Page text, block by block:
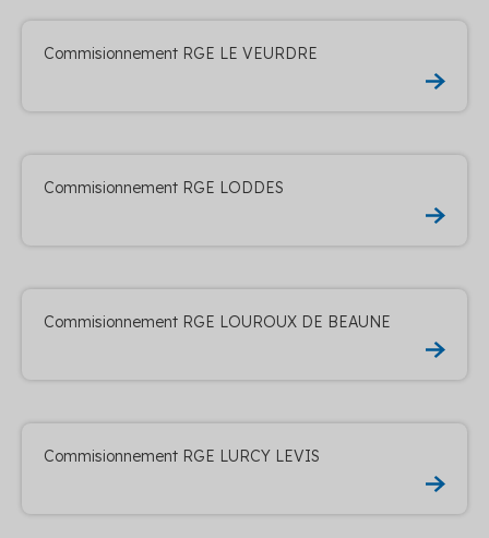
Commisionnement RGE LE VEURDRE
Commisionnement RGE LODDES
Commisionnement RGE LOUROUX DE BEAUNE
Commisionnement RGE LURCY LEVIS